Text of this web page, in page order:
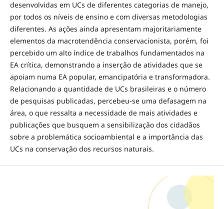
desenvolvidas em UCs de diferentes categorias de manejo,
por todos os níveis de ensino e com diversas metodologias
diferentes. As ações ainda apresentam majoritariamente
elementos da macrotendência conservacionista, porém, foi
percebido um alto índice de trabalhos fundamentados na
EA crítica, demonstrando a inserção de atividades que se
apoiam numa EA popular, emancipatória e transformadora.
Relacionando a quantidade de UCs brasileiras e o número
de pesquisas publicadas, percebeu-se uma defasagem na
área, o que ressalta a necessidade de mais atividades e
publicações que busquem a sensibilização dos cidadãos
sobre a problemática socioambiental e a importância das
UCs na conservação dos recursos naturais.